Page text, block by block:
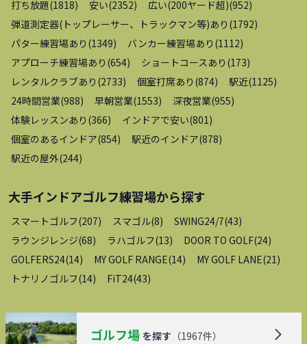
打ち放題(1818) 安い(2352) 広い(200ヤード超)(952)
弾道測定器(トップレーサー、トラックマン等)あり (1792)
パター練習場あり (1349) バンカー練習場あり (1112)
アプローチ練習場あり (654) ショートコースあり (173)
レンタルクラブあり (2733) 個室打席あり (874) 駅近(1125)
24時間営業(988) 早朝営業(1553) 深夜営業(955)
体験レッスンあり (366) インドアで安い(801 )
個室のあるインドア(854) 駅近のインドア(878)
駅近の屋外(244)
大手インドアゴルフ練習場から探す
スマートゴルフ(207) スマゴル(8) SWING24/7(43)
ラウンジレンジ(68) ラハゴルフ(13) DOOR TO GOLF(24)
GOLFERS24(14) MY GOLF RANGE(14) MY GOLF LANE(21 )
トナリノゴルフ(14) FiT24(43)
ゴルフ場 を探す （1967件）